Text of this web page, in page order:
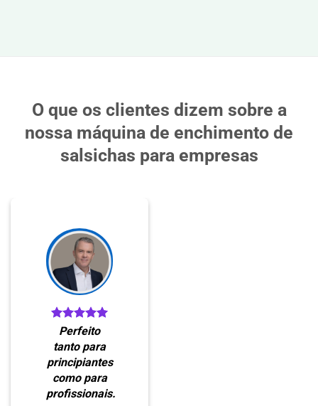
O que os clientes dizem sobre a
nossa máquina de enchimento de
salsichas para empresas
Perfeito
tanto para
principiantes
como para
profissionais.